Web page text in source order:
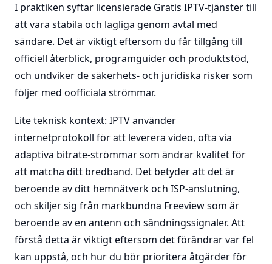
I praktiken syftar licensierade Gratis IPTV-tjänster till
att vara stabila och lagliga genom avtal med
sändare. Det är viktigt eftersom du får tillgång till
officiell återblick, programguider och produktstöd,
och undviker de säkerhets- och juridiska risker som
följer med oofficiala strömmar.
Lite teknisk kontext: IPTV använder
internetprotokoll för att leverera video, ofta via
adaptiva bitrate-strömmar som ändrar kvalitet för
att matcha ditt bredband. Det betyder att det är
beroende av ditt hemnätverk och ISP-anslutning,
och skiljer sig från markbundna Freeview som är
beroende av en antenn och sändningssignaler. Att
förstå detta är viktigt eftersom det förändrar var fel
kan uppstå, och hur du bör prioritera åtgärder för